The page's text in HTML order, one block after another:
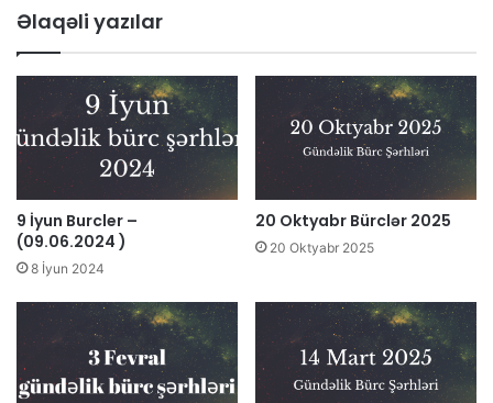
Əlaqəli yazılar
9 İyun Burcler –
(09.06.2024 )
8 İyun 2024
20 Oktyabr Bürclər 2025
20 Oktyabr 2025